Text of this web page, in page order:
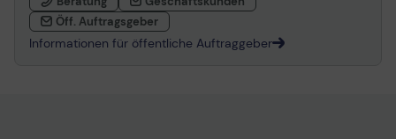
Öff. Auftragsgeber
Informationen für öffentliche Auftraggeber